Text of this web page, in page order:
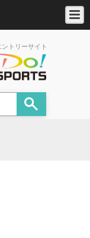
ントリーサイト